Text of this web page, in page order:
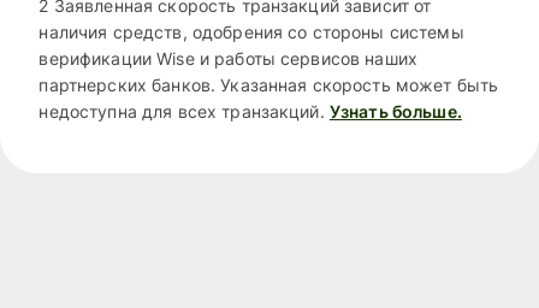
2 Заявленная скорость транзакций зависит от
наличия средств, одобрения со стороны системы
верификации Wise и работы сервисов наших
партнерских банков. Указанная скорость может быть
недоступна для всех транзакций. Узнать больше.